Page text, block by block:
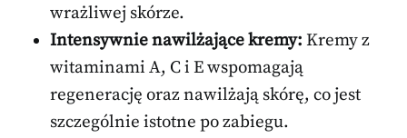
wrażliwej skórze.
Intensywnie nawilżające kremy: Kremy z
witaminami A, C i E wspomagają
regenerację oraz nawilżają skórę, co jest
szczególnie istotne po zabiegu.